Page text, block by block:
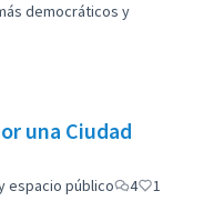
democráticos y
una Ciudad
espacio público 4 1